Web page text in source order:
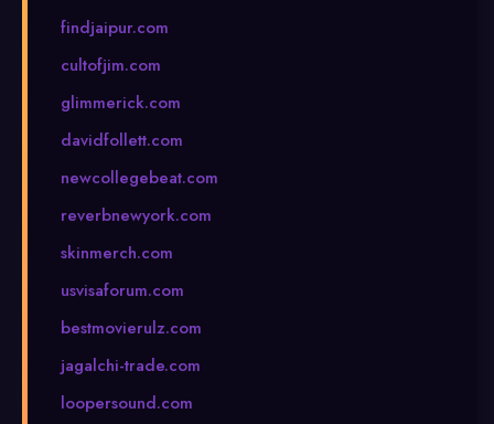
findjaipur.com
cultofjim.com
glimmerick.com
davidfollett.com
newcollegebeat.com
reverbnewyork.com
skinmerch.com
usvisaforum.com
bestmovierulz.com
jagalchi-trade.com
loopersound.com